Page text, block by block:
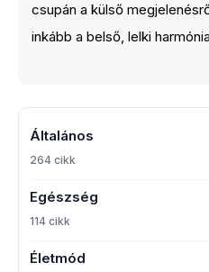
csupán a külső
inkább a belső, lelki
Általános
264 cikk
Egészség
114 cikk
Életmód